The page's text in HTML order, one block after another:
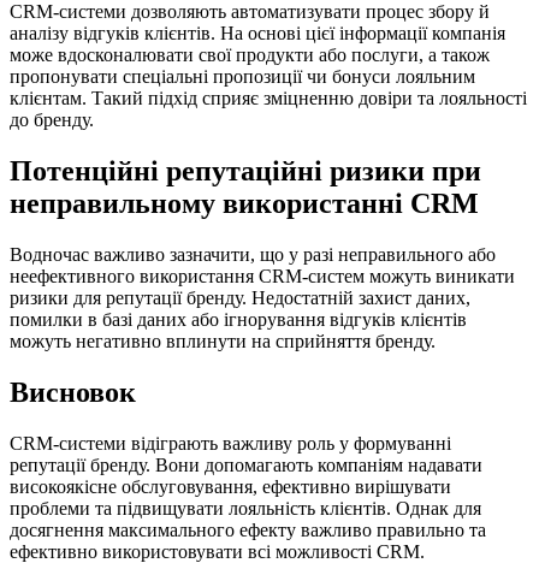
CRM-системи дозволяють автоматизувати процес збору й
аналізу відгуків клієнтів. На основі цієї інформації компанія
може вдосконалювати свої продукти або послуги, а також
пропонувати спеціальні пропозиції чи бонуси лояльним
клієнтам. Такий підхід сприяє зміцненню довіри та лояльності
до бренду.
Потенційні репутаційні ризики при
неправильному використанні CRM
Водночас важливо зазначити, що у разі неправильного або
неефективного використання CRM-систем можуть виникати
ризики для репутації бренду. Недостатній захист даних,
помилки в базі даних або ігнорування відгуків клієнтів
можуть негативно вплинути на сприйняття бренду.
Висновок
CRM-системи відіграють важливу роль у формуванні
репутації бренду. Вони допомагають компаніям надавати
високоякісне обслуговування, ефективно вирішувати
проблеми та підвищувати лояльність клієнтів. Однак для
досягнення максимального ефекту важливо правильно та
ефективно використовувати всі можливості CRM.